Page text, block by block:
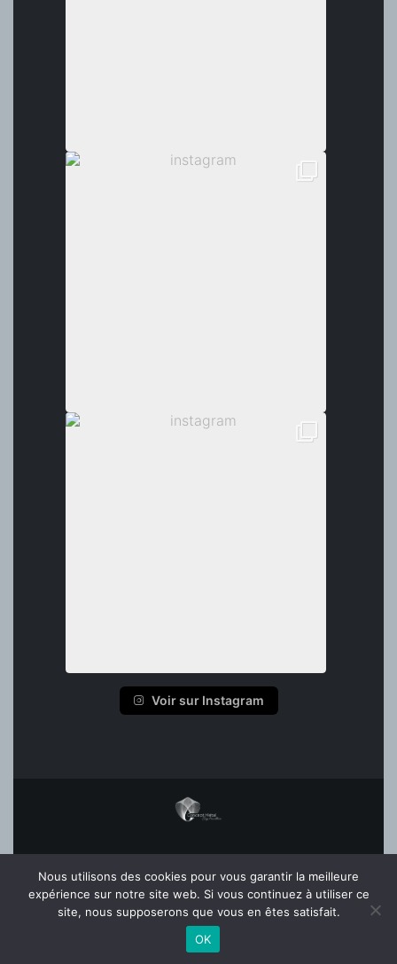
Voir sur Instagram
MENTIONS LÉGALES
FAQ
Nous utilisons des cookies pour vous garantir la meilleure
expérience sur notre site web. Si vous continuez à utiliser ce
site, nous supposerons que vous en êtes satisfait.
OK